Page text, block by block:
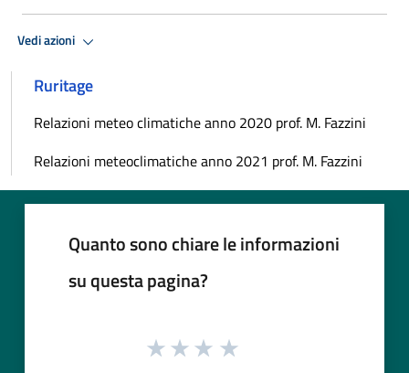
Vedi azioni
Ruritage
Relazioni meteo climatiche anno 2020 prof. M. Fazzini
Relazioni meteoclimatiche anno 2021 prof. M. Fazzini
Quanto sono chiare le informazioni
su questa pagina?